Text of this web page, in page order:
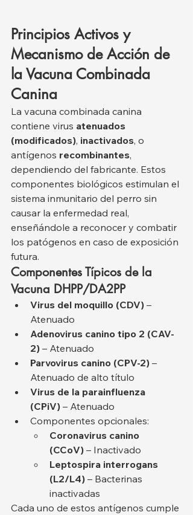
Principios Activos y
Mecanismo de Acción de
la Vacuna Combinada
Canina
La vacuna combinada canina
contiene virus atenuados
(modificados), inactivados, o
antígenos recombinantes,
dependiendo del fabricante. Estos
componentes biológicos estimulan el
sistema inmunitario del perro sin
causar la enfermedad real,
enseñándole a reconocer y combatir
los patógenos en caso de exposición
futura.
Componentes Típicos de la
Vacuna DHPP/DA2PP
Virus del moquillo (CDV) –
Atenuado
Adenovirus canino tipo 2 (CAV-
2) – Atenuado
Parvovirus canino (CPV-2) –
Atenuado de alto título
Virus de la parainfluenza
(CPiV) – Atenuado
Componentes opcionales:
Coronavirus canino
(CCoV) – Inactivado
Leptospira interrogans
(L2/L4) – Bacterinas
inactivadas
Cada uno de estos antígenos cumple